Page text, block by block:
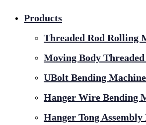
Products
Threaded Rod Rolling
Moving Body
UBolt Bending Machine
Hanger Wire Bending
Hanger Tong